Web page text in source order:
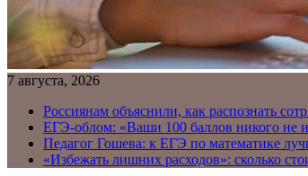
7 августа, 2026
Россиянам объяснили, как распознать
ЕГЭ-облом: «Ваши 100 баллов никого не
Педагог Гошева: к ЕГЭ по математике
«Избежать лишних расходов»: сколько